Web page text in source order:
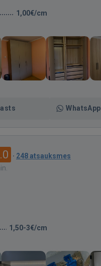
1,00€/cm
WhatsApp
· 248 atsauksmes
1,50-3€/cm